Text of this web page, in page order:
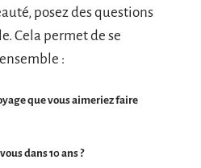
posez des questions
Cela permet de se
:
que vous aimeriez faire
dans 10 ans ?